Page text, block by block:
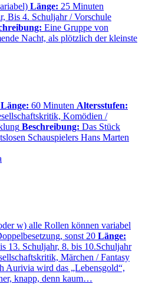
Länge: 25 Minuten
Bis 4. Schuljahr / Vorschule
Eine Gruppe von
Nacht, als plötzlich der kleinste
Länge: 60 Minuten Altersstufen:
Komödien /
Beschreibung: Das Stück
Schauspielers Hans Marten
w) alle Rollen können variabel
sonst 20 Länge:
13. Schuljahr, 8. bis 10.Schuljahr
Märchen / Fantasy
Aurivia wird das „Lebensgold“,
knapp, denn kaum…